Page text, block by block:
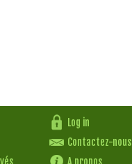
Log in
Contactez-nous
A propos